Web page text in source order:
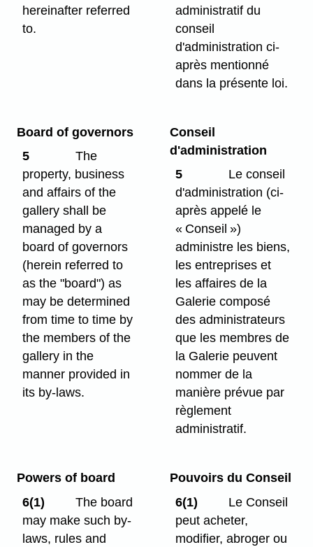
hereinafter referred
to.
administratif du
conseil
d'administration ci-
après mentionné
dans la présente loi.
Board of governors
5
The
property, business
and affairs of the
gallery shall be
managed by a
board of governors
(herein referred to
as the "board") as
may be determined
from time to time by
the members of the
gallery in the
manner provided in
its by-laws.
Conseil
d'administration
5
Le conseil
d'administration (ci-
après appelé le
« Conseil »)
administre les biens,
les entreprises et
les affaires de la
Galerie composé
des administrateurs
que les membres de
la Galerie peuvent
nommer de la
manière prévue par
règlement
administratif.
Powers of board
6(1)
The board
may make such by-
laws, rules and
Pouvoirs du Conseil
6(1)
Le Conseil
peut acheter,
modifier, abroger ou